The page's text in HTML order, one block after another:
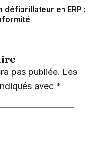
défibrillateur en ERP :
pas publiée. Les
avec *